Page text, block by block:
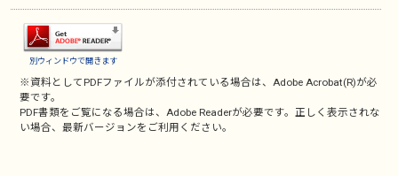
別ウィンドウで開きます
※資料としてPDFファイルが添付されている場合は、Adobe Acrobat(R)が必
要です。
PDF書類をご覧になる場合は、Adobe Readerが必要です。正しく表示されな
い場合、最新バージョンをご利用ください。